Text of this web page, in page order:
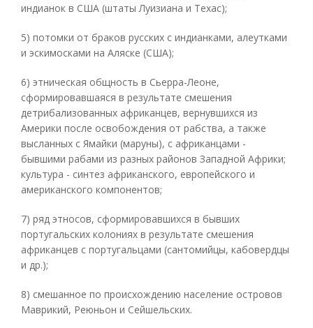
индианок в США (штаты Луизиана и Техас);
5) потомки от браков русских с индианками, алеутками
и эскимосками на Аляске (США);
6) этническая общность в Сьерра-Леоне,
сформировавшаяся в результате смешения
детрибализованных африканцев, вернувшихся из
Америки после освобождения от рабства, а также
высланных с Ямайки (маруны), с африканцами -
бывшими рабами из разных районов Западной Африки;
культура - синтез африканского, европейского и
американского компонентов;
7) ряд этносов, сформировавшихся в бывших
португальских колониях в результате смешения
африканцев с португальцами (сантомийцы, кабовердцы
и др.);
8) смешанное по происхождению население островов
Маврикий, Реюньон и Сейшельских.